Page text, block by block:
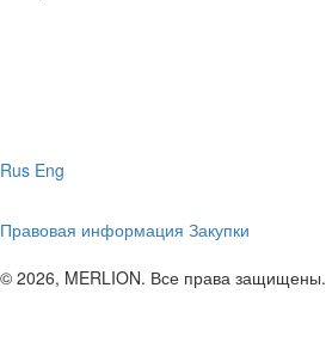
Rus Eng
Правовая информация Закупки
© 2026, MERLION. Все права защищены.